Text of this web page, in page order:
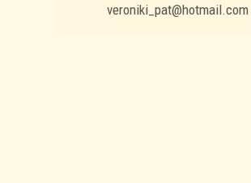
veroniki_pat@hotmail.com